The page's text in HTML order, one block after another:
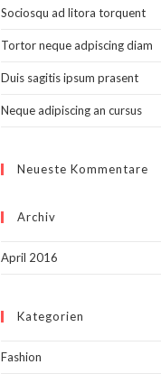
Sociosqu ad litora torquent
Tortor neque adpiscing diam
Duis sagitis ipsum prasent
Neque adipiscing an cursus
Neueste Kommentare
Archiv
April 2016
Kategorien
Fashion